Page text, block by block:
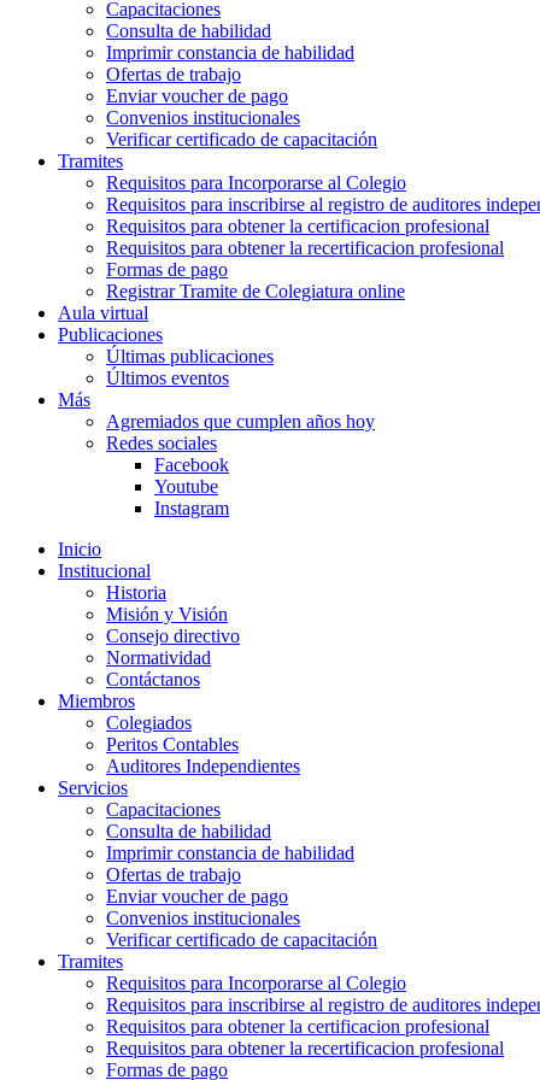
Capacitaciones
Consulta de habilidad
Imprimir constancia de habilidad
Ofertas de trabajo
Enviar voucher de pago
Convenios institucionales
Verificar certificado de capacitación
Tramites
Requisitos para Incorporarse al Colegio
Requisitos para inscribirse al registro de auditores
Requisitos para obtener la certificacion profesional
Requisitos para obtener la recertificacion profesional
Formas de pago
Registrar Tramite de Colegiatura online
Aula virtual
Publicaciones
Últimas publicaciones
Últimos eventos
Más
Agremiados que cumplen años hoy
Redes sociales
Facebook
Youtube
Instagram
Inicio
Institucional
Historia
Misión y Visión
Consejo directivo
Normatividad
Contáctanos
Miembros
Colegiados
Peritos Contables
Auditores Independientes
Servicios
Capacitaciones
Consulta de habilidad
Imprimir constancia de habilidad
Ofertas de trabajo
Enviar voucher de pago
Convenios institucionales
Verificar certificado de capacitación
Tramites
Requisitos para Incorporarse al Colegio
Requisitos para inscribirse al registro de auditores
Requisitos para obtener la certificacion profesional
Requisitos para obtener la recertificacion profesional
Formas de pago